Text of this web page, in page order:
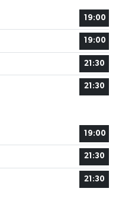
19:00
19:00
21:30
21:30
19:00
21:30
21:30